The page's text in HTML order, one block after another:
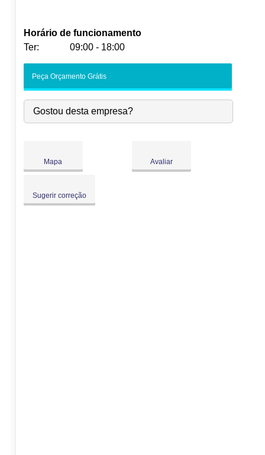
Horário de funcionamento
Ter:
09:00 - 18:00
-
Qua:
09:00-18:00
Qui:
09:00-18:00
Peça Orçamento Grátis
Gostou desta empresa?
Mapa Avaliar
Sugerir correção